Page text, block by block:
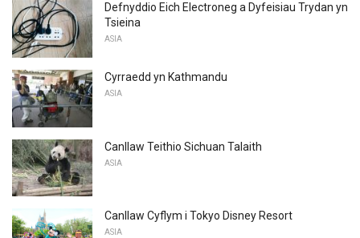
Defnyddio Eich Electroneg a Dyfeisiau Trydan yn
Tsieina
ASIA
Cyrraedd yn Kathmandu
ASIA
Canllaw Teithio Sichuan Talaith
ASIA
Canllaw Cyflym i Tokyo Disney Resort
ASIA